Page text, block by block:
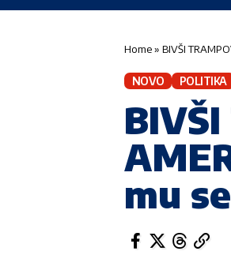
Home» BIVŠI
NOVO POLITIKA
mu